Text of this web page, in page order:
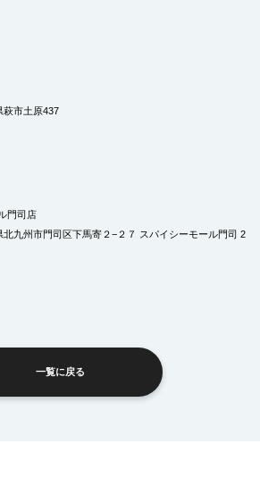
萩市土原437
門司店
九州市門司区下馬寄２−２７ スパイシーモール門司 2
一覧に戻る